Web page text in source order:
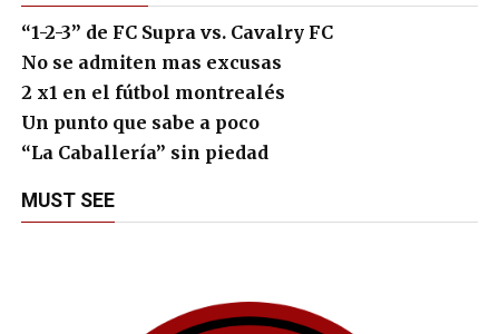
“1-2-3” de FC Supra vs. Cavalry FC
No se admiten mas excusas
2 x1 en el fútbol montrealés
Un punto que sabe a poco
“La Caballería” sin piedad
MUST SEE